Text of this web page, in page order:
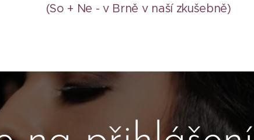
(So + Ne - v Brně v naší zkušebně)